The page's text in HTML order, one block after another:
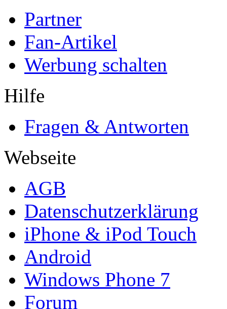
Partner
Fan-Artikel
Werbung schalten
Hilfe
Fragen & Antworten
Webseite
AGB
Datenschutzerklärung
iPhone & iPod Touch
Android
Windows Phone 7
Forum